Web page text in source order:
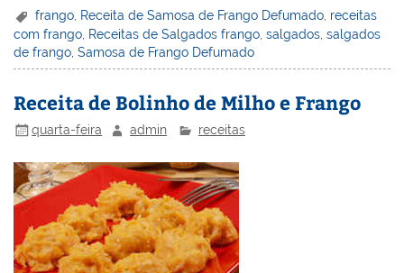
er
e
st
k
e
dI
n
c
e
b
o
o
k
itt
er
ai
l
h
o
o
M
ai
l
t
ar
e
frango Receita de Samosa de Frango Defumado receitas
com frango, Receitas de Salgados frango,salgados,salgados
de frango,Samosa de Frango Defumado
Receita de Bolinho de Milho e Frango
quarta-feira admin receitas